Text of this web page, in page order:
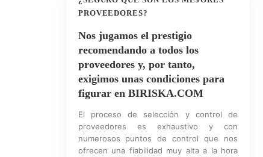
PROVEEDORES?
Nos jugamos el prestigio
recomendando a todos los
proveedores y, por tanto,
exigimos unas condiciones para
figurar en BIRISKA.COM
El proceso de selección y control de
proveedores es exhaustivo y con
numerosos puntos de control que nos
ofrecen una fiabilidad muy alta a la hora